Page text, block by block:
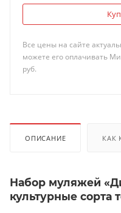
Все цены на сайте
можете его оплачивать
руб.
ОПИСАНИЕ КАК
Набор муляжей
культурные сорта